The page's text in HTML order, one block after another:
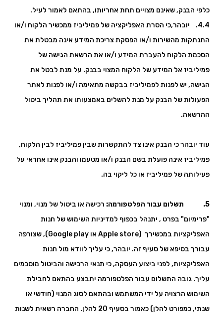
כלפי הבנק, שאינם מצויים תחת אחריותו, בהתאם לאמור לעיל.
4.4. יובהר,כי הסרת האפליקציה של פמיליביז ממכשיר הלקוח ו/או
התנתקות מהשירות ו/או הפסקת צריכת המידע אינה מבטלת את
הסכמת הלקוח להעברת המידע ו/או את הרשאת הגישה של
פמיליביז אל המידע של הלקוח המצוי בבנק. על מנת לבטל את
הגישה, יש לפנות לפמיליביז בבקשה מתאימה ו/או לפנות לאתר
הפעולות של הבנק על מנת להשלים באמצעותו את תהליך ביטול
ההרשאה.
עוד יובהר כי הבנק אינו צד להתקשרות שבין פמיליביז לבין הלקוח,
פמיליביז אינה פועלת בשם הבנק ו/או מטעמו והבנק אינו אחראי על
פעילותה של פמיליביז או כל ליקוי בה.
5. תשלום עבור הפלטפורמה:
רכישה או ביטול של מנוי, ומנוי
"פרימיום" בפרט , יתנהל בכפוף למדיניות השימוש של חנות
האפליקציות במכשירך (Apple store או Google play), שצורפה
עבורך בסיפא של סעיף זה. יובהר, כי עליך לוודא מול חנות
האפליקציות, לפני ביצוע העסקה, כי תנאי הרכישה והביטול מוסכמים
עליך. גובה התשלום עבור הפלטפורמה יתבצע בהתאם לחבילת
השימוש הרצויה על ידי המשתמש ובהתאם לסוג המנוי (חודשי או
שנתי, כמפורט להלן) כאמור בסעיף 20 להלן. החברה רשאית לשנות